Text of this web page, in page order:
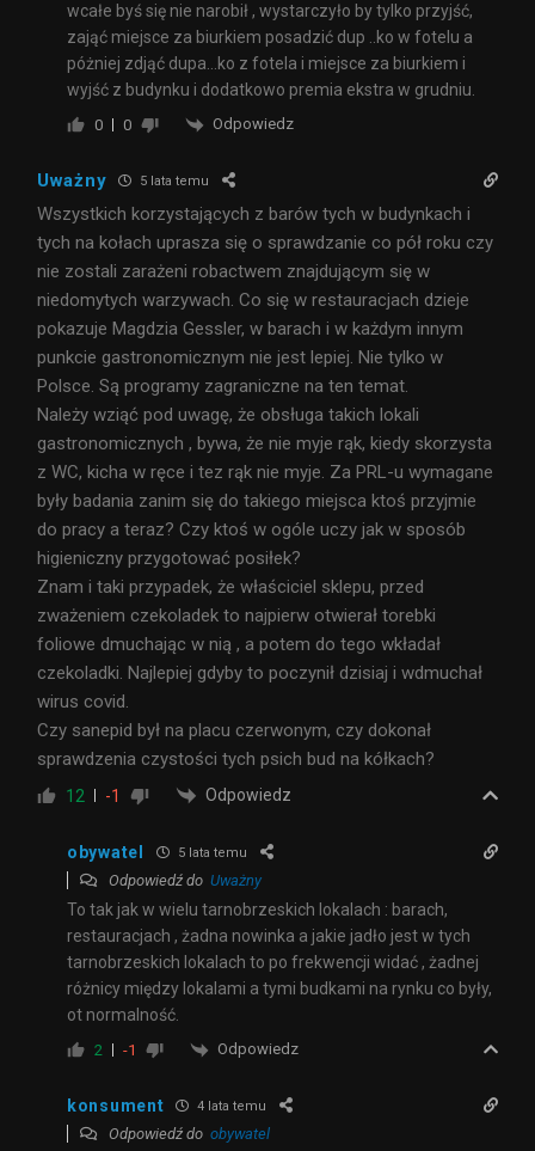
wcałe byś się nie narobił , wystarczyło by tylko przyjść,
zająć miejsce za biurkiem posadzić dup ..ko w fotelu a
póżniej zdjąć dupa…ko z fotela i miejsce za biurkiem i
wyjść z budynku i dodatkowo premia ekstra w grudniu.
0 0 Odpowiedz
Uważny 5 lata temu
Wszystkich korzystających z barów tych w budynkach i
tych na kołach uprasza się o sprawdzanie co pół roku czy
nie zostali zarażeni robactwem znajdującym się w
niedomytych warzywach. Co się w restauracjach dzieje
pokazuje Magdzia Gessler, w barach i w każdym innym
punkcie gastronomicznym nie jest lepiej. Nie tylko w
Polsce. Są programy zagraniczne na ten temat.
Należy wziąć pod uwagę, że obsługa takich lokali
gastronomicznych , bywa, że nie myje rąk, kiedy skorzysta
z WC, kicha w ręce i tez rąk nie myje. Za PRL-u wymagane
były badania zanim się do takiego miejsca ktoś przyjmie
do pracy a teraz? Czy ktoś w ogóle uczy jak w sposób
higieniczny przygotować posiłek?
Znam i taki przypadek, że właściciel sklepu, przed
zważeniem czekoladek to najpierw otwierał torebki
foliowe dmuchając w nią , a potem do tego wkładał
czekoladki. Najlepiej gdyby to poczynił dzisiaj i wdmuchał
wirus covid.
Czy sanepid był na placu czerwonym, czy dokonał
sprawdzenia czystości tych psich bud na kółkach?
12 -1 Odpowiedz
obywatel 5 lata temu
Odpowiedź do Uważny
To tak jak w wielu tarnobrzeskich lokalach : barach,
restauracjach , żadna nowinka a jakie jadło jest w tych
tarnobrzeskich lokalach to po frekwencji widać , żadnej
różnicy między lokalami a tymi budkami na rynku co były,
ot normalność.
2 -1 Odpowiedz
konsument 4 lata temu
Odpowiedź do obywatel